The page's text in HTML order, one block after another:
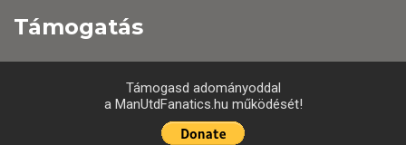
Támogatás
Támogasd adományoddal
a ManUtdFanatics.hu működését!